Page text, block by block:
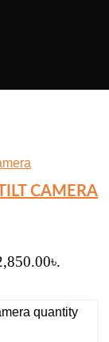
CAMERA
quantity